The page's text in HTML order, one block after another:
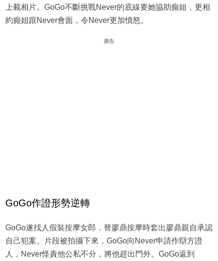
上載相片。GoGo不斷挑戰Never的底線要她協助癲姐，更相
約癲姐跟Never會面，令Never更加憤怒。
廣告
GoGo作證形勢逆轉
GoGo遂找人假裝按摩女郎，替廖鼎按摩時套出廖鼎親自承認
自己犯案。片段被拍攝下來，GoGo向Never申請作辯方證
人，Never怪責他公私不分，將他趕出門外。GoGo返到